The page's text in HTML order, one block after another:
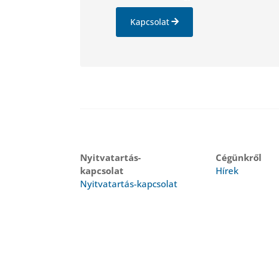
Kapcsolat
Nyitvatartás-
kapcsolat
Nyitvatartás-kapcsolat
Cégünkről
Hírek